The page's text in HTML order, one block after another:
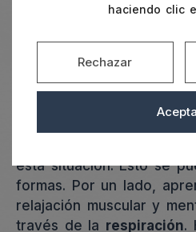
paralizados totalmente.
Cómo aliviar y
tratamiento del miedo
comenzar con un
esta situación. Esto se
formas. Por un lado,
relajación muscular y
través de la respiración.
haciendo clic
Rechazar